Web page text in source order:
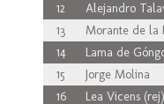
12
Alejandro
13
Morante de la
14
Lama de
15
Jorge Molina
16
Lea Vicens (rej)